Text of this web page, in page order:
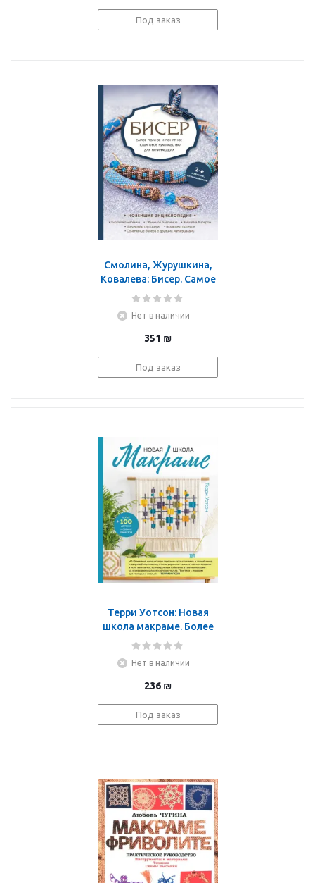
Под заказ
Смолина, Журушкина,
Ковалева: Бисер. Самое
полное и понятное
для начинающих
Нет в наличии
351 ₪
Под заказ
Терри Уотсон: Новая
школа макраме. Более
100 дерзких и свежих
Нет в наличии
236 ₪
Под заказ